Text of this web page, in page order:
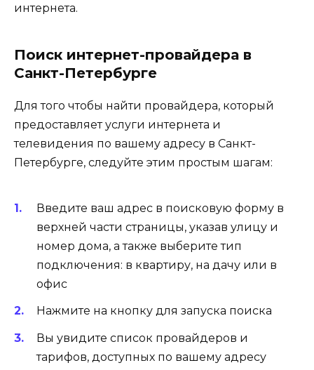
интернета.
Поиск интернет-провайдера в
Санкт-Петербурге
Для того чтобы найти провайдера, который
предоставляет услуги интернета и
телевидения по вашему адресу в Санкт-
Петербурге, следуйте этим простым шагам:
Введите ваш адрес в поисковую форму в
верхней части страницы, указав улицу и
номер дома, а также выберите тип
подключения: в квартиру, на дачу или в
офис
Нажмите на кнопку для запуска поиска
Вы увидите список провайдеров и
тарифов, доступных по вашему адресу